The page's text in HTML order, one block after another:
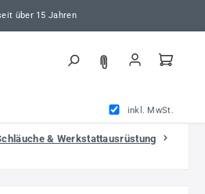
über 15 Jahren
inkl. MwSt.
& Werkstattausrüstung